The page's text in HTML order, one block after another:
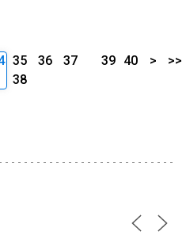
35 36
37
38
39 40 > >>